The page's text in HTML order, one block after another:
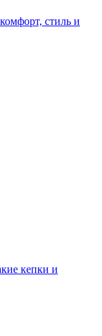
стиль и
кепки и